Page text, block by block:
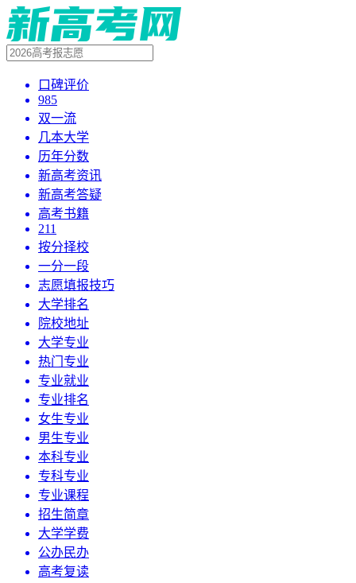
口碑评价
985
双一流
几本大学
历年分数
新高考资讯
新高考答疑
高考书籍
211
按分择校
一分一段
志愿填报技巧
大学排名
院校地址
大学专业
热门专业
专业就业
专业排名
女生专业
男生专业
本科专业
专科专业
专业课程
招生简章
大学学费
公办民办
高考复读